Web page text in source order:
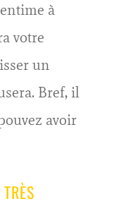
à
votre
un
Bref, il
avoir